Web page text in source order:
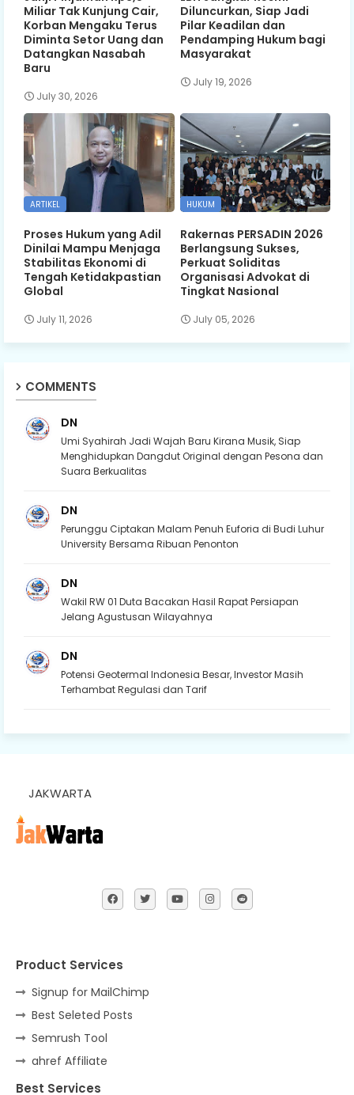
Miliar Tak Kunjung Cair,
Korban Mengaku Terus
Diminta Setor Uang dan
Datangkan Nasabah
Baru
July 30, 2026
Diluncurkan, Siap Jadi
Pilar Keadilan dan
Pendamping Hukum bagi
Masyarakat
July 19, 2026
ARTIKEL
Proses Hukum yang Adil
Dinilai Mampu Menjaga
Stabilitas Ekonomi di
Tengah Ketidakpastian
Global
July 11, 2026
HUKUM
Rakernas PERSADIN 2026
Berlangsung Sukses,
Perkuat Soliditas
Organisasi Advokat di
Tingkat Nasional
July 05, 2026
COMMENTS
DN
Umi Syahirah Jadi Wajah Baru Kirana Musik, Siap
Menghidupkan Dangdut Original dengan Pesona dan
Suara Berkualitas
DN
Perunggu Ciptakan Malam Penuh Euforia di Budi Luhur
University Bersama Ribuan Penonton
DN
Wakil RW 01 Duta Bacakan Hasil Rapat Persiapan
Jelang Agustusan Wilayahnya
DN
Potensi Geotermal Indonesia Besar, Investor Masih
Terhambat Regulasi dan Tarif
JAKWARTA
Product Services
Signup for MailChimp
Best Seleted Posts
Semrush Tool
ahref Affiliate
Best Services